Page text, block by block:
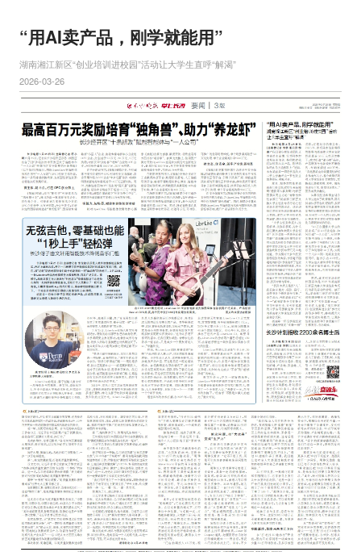
“用AI卖产品，刚学就能用”
湖南湘江新区“创业培训进校园”活动让大学生直呼“解渴”
2026-03-26